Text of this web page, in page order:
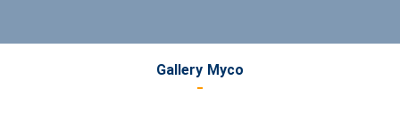
Gallery Myco